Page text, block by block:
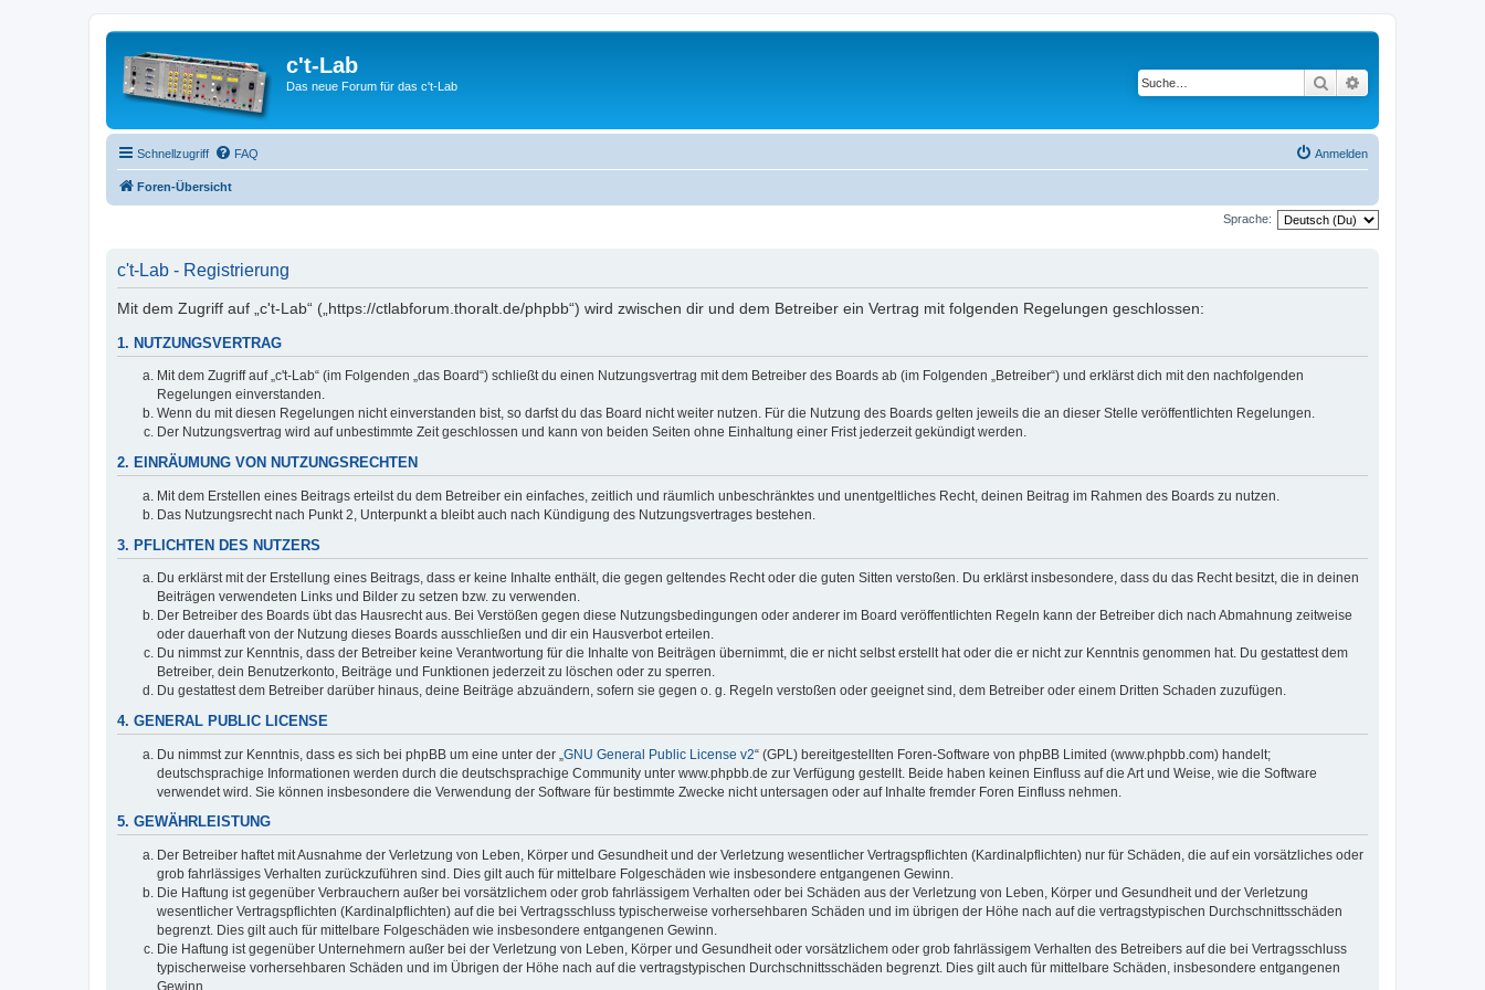
c't-Lab
Das neue Forum für das c't-Lab Suche
Schnellzugriff FAQ Anmelden
Foren-Übersicht
Sprache:
c't-Lab - Registrierung
Mit dem Zugriff auf „c't-Lab“ („https://ctlabforum.thoralt.de/phpbb“) wird zwischen dir und dem Betreiber ein Vertrag mit folgenden Regelungen geschlossen:
1. NUTZUNGSVERTRAG
Mit dem Zugriff auf „c't-Lab“ (im Folgenden „das Board“) schließt du einen Nutzungsvertrag mit dem Betreiber des Boards ab (im Folgenden „Betreiber“) und erklärst dich mit den nachfolgenden
Regelungen einverstanden.
Wenn du mit diesen Regelungen nicht einverstanden bist, so darfst du das Board nicht weiter nutzen. Für die Nutzung des Boards gelten jeweils die an dieser Stelle veröffentlichten Regelungen.
Der Nutzungsvertrag wird auf unbestimmte Zeit geschlossen und kann von beiden Seiten ohne Einhaltung einer Frist jederzeit gekündigt werden.
2. EINRÄUMUNG VON NUTZUNGSRECHTEN
Mit dem Erstellen eines Beitrags erteilst du dem Betreiber ein einfaches, zeitlich und räumlich unbeschränktes und unentgeltliches Recht, deinen Beitrag im Rahmen des Boards zu nutzen.
Das Nutzungsrecht nach Punkt 2, Unterpunkt a bleibt auch nach Kündigung des Nutzungsvertrages bestehen.
3. PFLICHTEN DES NUTZERS
Du erklärst mit der Erstellung eines Beitrags, dass er keine Inhalte enthält, die gegen geltendes Recht oder die guten Sitten verstoßen. Du erklärst insbesondere, dass du das Recht besitzt, die in deinen
Beiträgen verwendeten Links und Bilder zu setzen bzw. zu verwenden.
Der Betreiber des Boards übt das Hausrecht aus. Bei Verstößen gegen diese Nutzungsbedingungen oder anderer im Board veröffentlichten Regeln kann der Betreiber dich nach Abmahnung zeitweise
oder dauerhaft von der Nutzung dieses Boards ausschließen und dir ein Hausverbot erteilen.
Du nimmst zur Kenntnis, dass der Betreiber keine Verantwortung für die Inhalte von Beiträgen übernimmt, die er nicht selbst erstellt hat oder die er nicht zur Kenntnis genommen hat. Du gestattest dem
Betreiber, dein Benutzerkonto, Beiträge und Funktionen jederzeit zu löschen oder zu sperren.
Du gestattest dem Betreiber darüber hinaus, deine Beiträge abzuändern, sofern sie gegen o. g. Regeln verstoßen oder geeignet sind, dem Betreiber oder einem Dritten Schaden zuzufügen.
4. GENERAL PUBLIC LICENSE
Du nimmst zur Kenntnis, dass es sich bei phpBB um eine unter der „ GNU General Public License v2“ (GPL) bereitgestellten Foren-Software von phpBB Limited (www.phpbb.com) handelt;
deutschsprachige Informationen werden durch die deutschsprachige Community unter www.phpbb.de zur Verfügung gestellt. Beide haben keinen Einfluss auf die Art und Weise, wie die Software
verwendet wird. Sie können insbesondere die Verwendung der Software für bestimmte Zwecke nicht untersagen oder auf Inhalte fremder Foren Einfluss nehmen.
5. GEWÄHRLEISTUNG
Der Betreiber haftet mit Ausnahme der Verletzung von Leben, Körper und Gesundheit und der Verletzung wesentlicher Vertragspflichten (Kardinalpflichten) nur für Schäden, die auf ein vorsätzliches oder
grob fahrlässiges Verhalten zurückzuführen sind. Dies gilt auch für mittelbare Folgeschäden wie insbesondere entgangenen Gewinn.
Die Haftung ist gegenüber Verbrauchern außer bei vorsätzlichem oder grob fahrlässigem Verhalten oder bei Schäden aus der Verletzung von Leben, Körper und Gesundheit und der Verletzung
wesentlicher Vertragspflichten (Kardinalpflichten) auf die bei Vertragsschluss typischerweise vorhersehbaren Schäden und im übrigen der Höhe nach auf die vertragstypischen Durchschnittsschäden
begrenzt. Dies gilt auch für mittelbare Folgeschäden wie insbesondere entgangenen Gewinn.
Die Haftung ist gegenüber Unternehmern außer bei der Verletzung von Leben, Körper und Gesundheit oder vorsätzlichem oder grob fahrlässigem Verhalten des Betreibers auf die bei Vertragsschluss
typischerweise vorhersehbaren Schäden und im Übrigen der Höhe nach auf die vertragstypischen Durchschnittsschäden begrenzt. Dies gilt auch für mittelbare Schäden, insbesondere entgangenen
Gewinn.